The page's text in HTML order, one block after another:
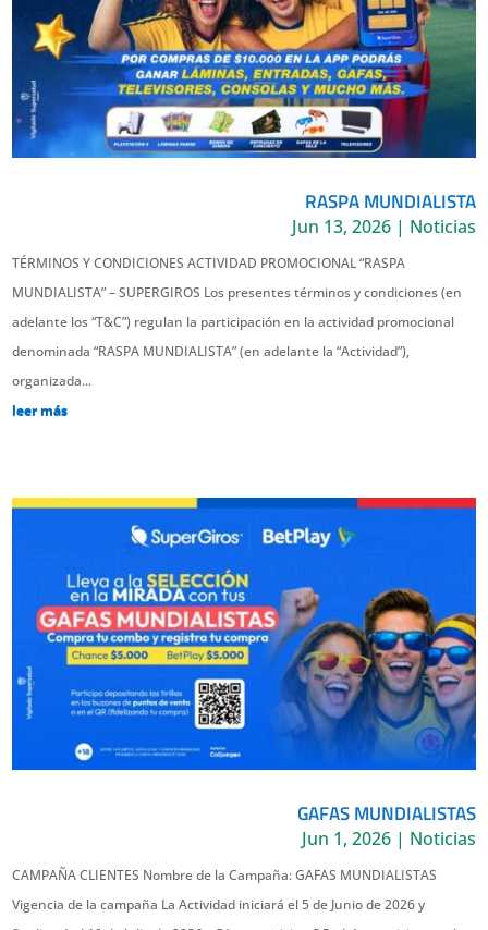
RASPA MUNDIALISTA
Jun 13, 2026| Noticias
TÉRMINOS Y CONDICIONES ACTIVIDAD PROMOCIONAL “RASPA
MUNDIALISTA” – SUPERGIROS Los presentes términos y condiciones (en
adelante los “T&C”) regulan la participación en la actividad promocional
denominada “RASPA MUNDIALISTA” (en adelante la “Actividad”),
organizada...
leer más
GAFAS MUNDIALISTAS
Jun 1, 2026| Noticias
CAMPAÑA CLIENTES Nombre de la Campaña: GAFAS MUNDIALISTAS
Vigencia de la campaña La Actividad iniciará el 5 de Junio de 2026 y